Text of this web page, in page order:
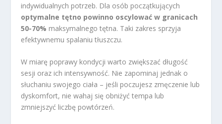
indywidualnych potrzeb. Dla osób początkujących
optymalne tętno powinno oscylować w granicach
50-70% maksymalnego tętna. Taki zakres sprzyja
efektywnemu spalaniu tłuszczu.
W miarę poprawy kondycji warto zwiększać długość
sesji oraz ich intensywność. Nie zapominaj jednak o
słuchaniu swojego ciała – jeśli poczujesz zmęczenie lub
dyskomfort, nie wahaj się obniżyć tempa lub
zmniejszyć liczbę powtórzeń.